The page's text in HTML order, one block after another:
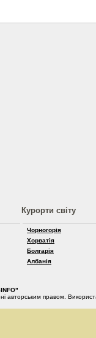
Курорти світу
Чорногорія
Хорватія
Болгарія
Албанія
авторським правом.